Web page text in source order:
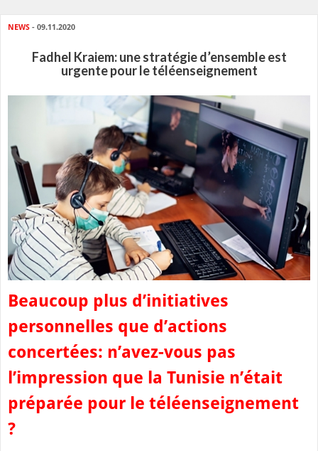
NEWS - 09.11.2020
Fadhel Kraiem: une stratégie d’ensemble est
urgente pour le téléenseignement
Beaucoup plus d’initiatives
personnelles que d’actions
concertées: n’avez-vous pas
l’impression que la Tunisie n’était
préparée pour le téléenseignement
?